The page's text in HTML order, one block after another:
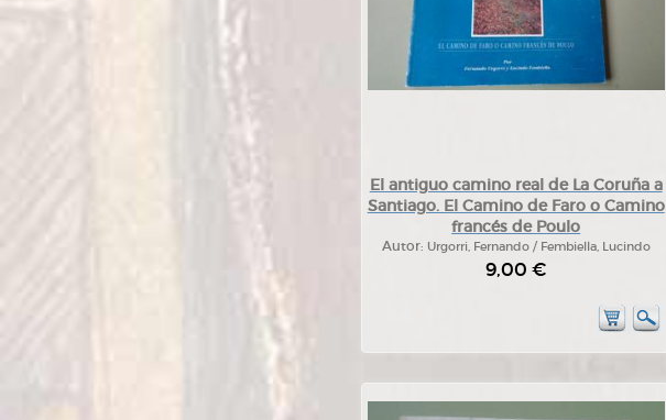
El antiguo camino real de La Coruña a
Santiago. El Camino de Faro o Camino
francés de Poulo
Autor: Urgorri, Fernando / Fembiella, Lucindo
9,00 €